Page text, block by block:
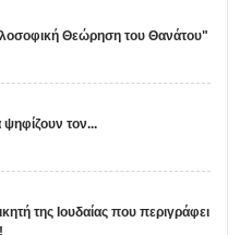
Θεώρηση του Θανάτου"
ψηφίζουν τον...
της Ιουδαίας που περιγράφει